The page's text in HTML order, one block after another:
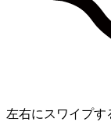
左右にスワイプす